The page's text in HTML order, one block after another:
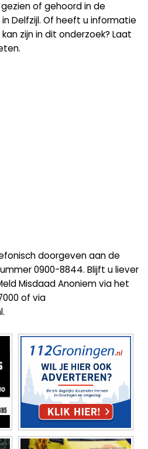
of gehoord in de
Delfzijl. Of heeft u informatie
zijn in dit onderzoek? Laat
doorgeven aan de
0900-8844. Blijft u liever
Misdaad Anoniem via het
of via